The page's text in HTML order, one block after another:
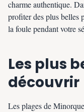
charme authentique.
profiter des plus belles
la foule pendant votre
Les plus
découvrir
Les plages de